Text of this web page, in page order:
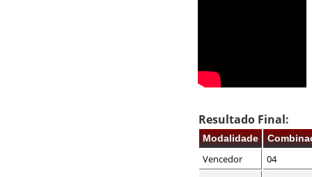
Resultado Final:
Modalidade
Vencedor
04